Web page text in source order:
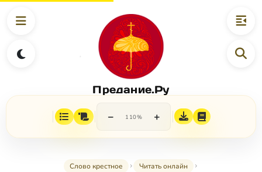
Предание.Ру
− 110% +
Слово крестное
Читать онлайн